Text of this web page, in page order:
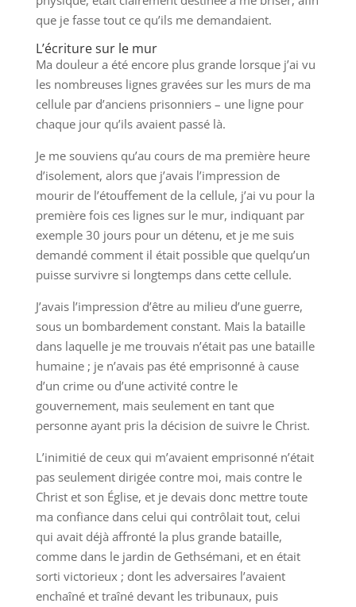
que je fasse tout ce qu’ils me demandaient.
L’écriture sur le mur
Ma douleur a été encore plus grande lorsque j’ai vu
les nombreuses lignes gravées sur les murs de ma
cellule par d’anciens prisonniers – une ligne pour
chaque jour qu’ils avaient passé là.
Je me souviens qu’au cours de ma première heure
d’isolement, alors que j’avais l’impression de
mourir de l’étouffement de la cellule, j’ai vu pour la
première fois ces lignes sur le mur, indiquant par
exemple 30 jours pour un détenu, et je me suis
demandé comment il était possible que quelqu’un
puisse survivre si longtemps dans cette cellule.
J’avais l’impression d’être au milieu d’une guerre,
sous un bombardement constant. Mais la bataille
dans laquelle je me trouvais n’était pas une bataille
humaine ; je n’avais pas été emprisonné à cause
d’un crime ou d’une activité contre le
gouvernement, mais seulement en tant que
personne ayant pris la décision de suivre le Christ.
L’inimitié de ceux qui m’avaient emprisonné n’était
pas seulement dirigée contre moi, mais contre le
Christ et son Église, et je devais donc mettre toute
ma confiance dans celui qui contrôlait tout, celui
qui avait déjà affronté la plus grande bataille,
comme dans le jardin de Gethsémani, et en était
sorti victorieux ; dont les adversaires l’avaient
enchaîné et traîné devant les tribunaux, puis